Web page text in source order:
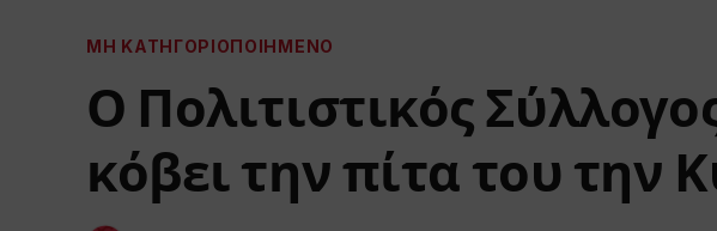
ΜΗ ΚΑΤΗΓΟΡΙΟΠΟΙΗΜΕΝΟ
Ο Πολιτιστικός
κόβει την πίτα του την